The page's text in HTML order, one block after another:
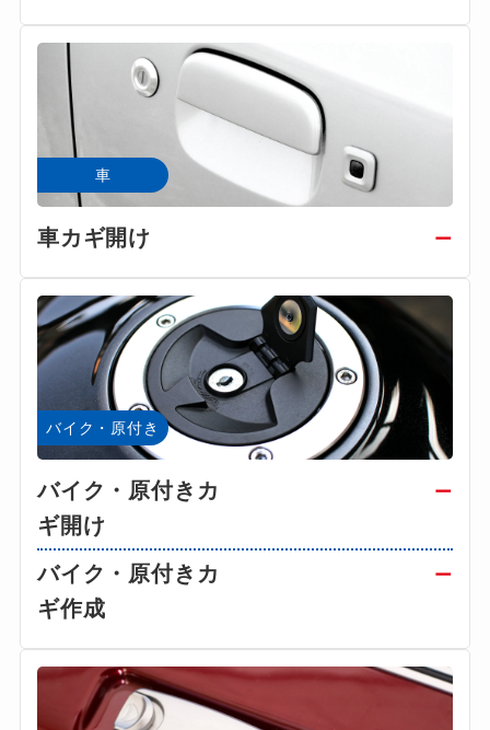
車
車カギ開け ー
バイク・原付き
バイク・原付きカ
ギ開け
ー
バイク・原付きカ
ギ作成
ー